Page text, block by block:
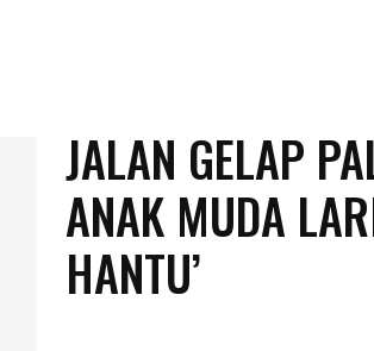
JALAN GELAP
ANAK MUDA
HANTU’